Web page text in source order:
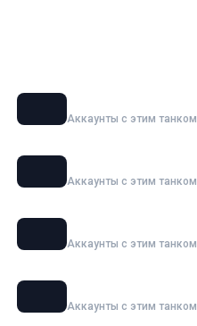
Аккаунты с этим танком
Аккаунты с этим танком
Аккаунты с этим танком
Аккаунты с этим танком